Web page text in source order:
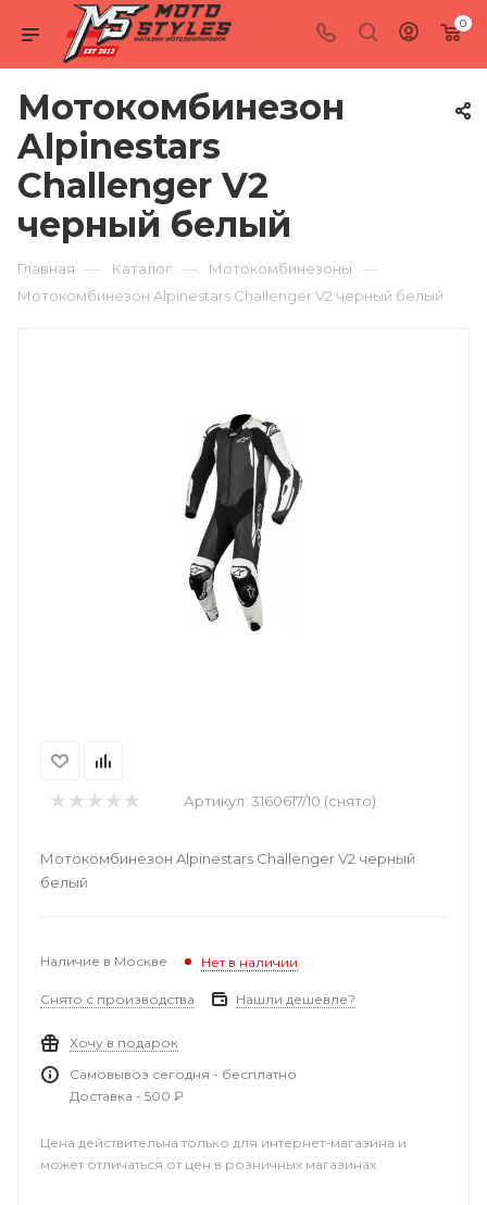
0
Мотокомбинезон
Alpinestars
Challenger V2
черный белый
Главная — Каталог — Мотокомбинезоны —
Мотокомбинезон Alpinestars Challenger V2 черный белый
Артикул: 3160617/10 (снято)
Мотокомбинезон Alpinestars Challenger V2 черный
белый
Наличие в Москве Нет в наличии
Снято с производства Нашли дешевле?
Хочу в подарок
Самовывоз сегодня - бесплатно
Доставка - 500 ₽
Цена действительна только для интернет-магазина и
может отличаться от цен в розничных магазинах